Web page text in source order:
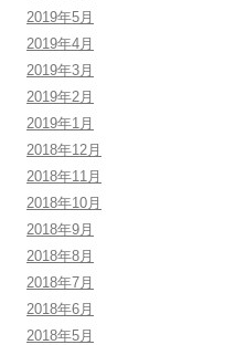
2019年5月
2019年4月
2019年3月
2019年2月
2019年1月
2018年12月
2018年11月
2018年10月
2018年9月
2018年8月
2018年7月
2018年6月
2018年5月